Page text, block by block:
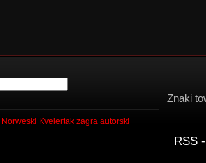
Norweski Kvelertak zagra autorski
Znaki
RSS